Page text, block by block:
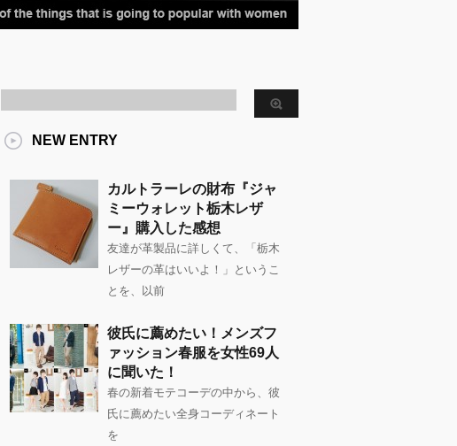
NEW ENTRY
カルトラーレの財布『ジャ
ミーウォレット栃木レザ
ー』購入した感想
友達が革製品に詳しくて、「栃木
レザーの革はいいよ！」というこ
とを、以前
彼氏に薦めたい！メンズフ
ァッション春服を女性69人
に聞いた！
春の新着モテコーデの中から、彼
氏に薦めたい全身コーディネート
を